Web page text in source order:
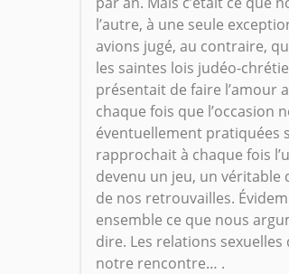
l’autre, à une seule
avions jugé, au contraire,
les saintes lois judéo-
présentait de faire l’amour
chaque fois que l’occasion
éventuellement pratiquées
rapprochait à chaque fois
devenu un jeu, un
de nos retrouvailles.
ensemble ce que nous
dire. Les relations
notre rencontre… .